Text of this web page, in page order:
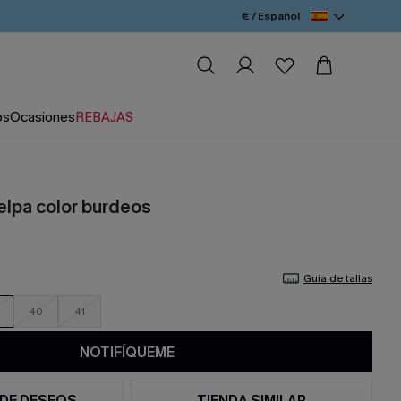
€ / Español
OcasionesREBAJAS
color burdeos
Guía de tallas
40 41
NOTIFÍQUEME